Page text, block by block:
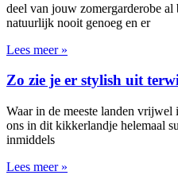
deel van jouw zomergarderobe
natuurlijk nooit genoeg en er
Lees meer »
Zo zie je er stylish uit
Waar in de meeste landen vrijwel
ons in dit kikkerlandje helemaal
inmiddels
Lees meer »